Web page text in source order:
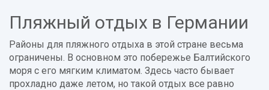
Пляжный отдых в Германии
Районы для пляжного отдыха в этой стране весьма
ограничены. В основном это побережье Балтийского
моря с его мягким климатом. Здесь часто бывает
прохладно даже летом, но такой отдых все равно